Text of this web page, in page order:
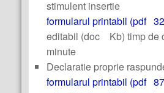
stimulent insertie
formularul printabil (pdf
editabil (doc Kb) timp de
minute
Declaratie proprie
formularul printabil (pdf